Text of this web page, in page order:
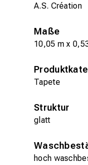
A.S. Création
Maße
10,05 m x
Tapete
Struktur
glatt
hoch